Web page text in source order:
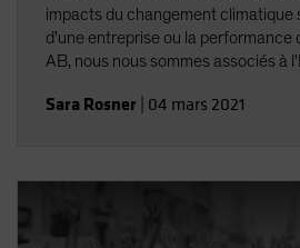
impacts du changement climatique
d'une entreprise ou la performance
AB, nous nous sommes associés à
approfondi des fournisseurs
Sara Rosner 04 mars 2021